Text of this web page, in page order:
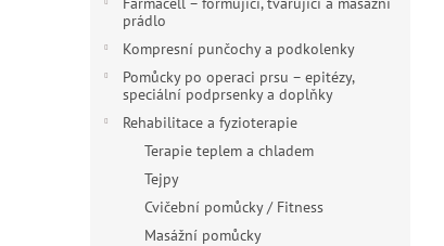
prádlo
Kompresní punčochy a podkolenky
Pomůcky po operaci prsu – epitézy,
speciální podprsenky a doplňky
Rehabilitace a fyzioterapie
Terapie teplem a chladem
Tejpy
Cvičební pomůcky / Fitness
Masážní pomůcky